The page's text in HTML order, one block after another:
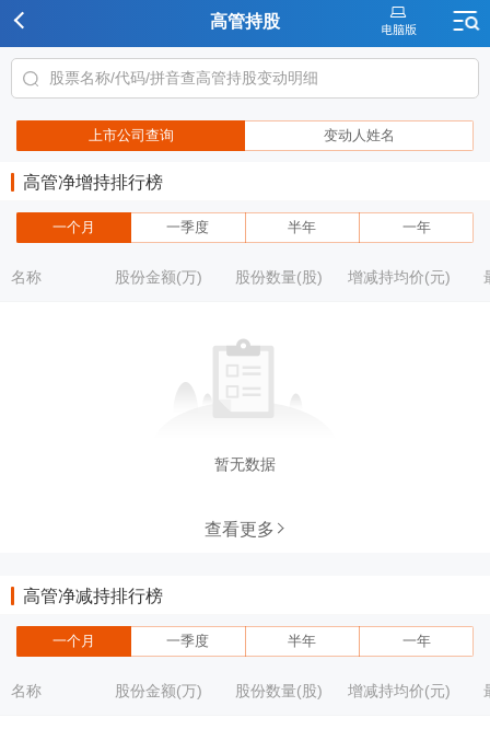
高管持股
上市公司查询 变动人姓名
高管净增持排行榜
一个月 一季度 半年 一年
名称 股份金额(万) 股份数量(股) 增减持均价(元)
暂无数据
查看更多
高管净减持排行榜
一个月 一季度 半年 一年
名称 股份金额(万) 股份数量(股) 增减持均价(元)